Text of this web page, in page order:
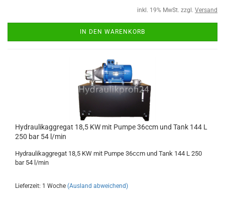
inkl. 19% MwSt. zzgl. Versand
IN DEN WARENKORB
Hydraulikaggregat 18,5 KW mit Pumpe 36ccm und Tank 144 L
250 bar 54 l/min
Hydraulikaggregat 18,5 KW mit Pumpe 36ccm und Tank 144 L 250
bar 54 l/min
Lieferzeit: 1 Woche (Ausland abweichend)